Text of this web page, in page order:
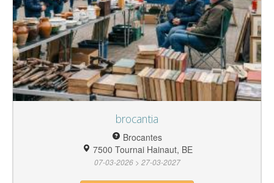
brocantia
Brocantes
7500 Tournai Hainaut, BE
07-03-2026 > 27-03-2027